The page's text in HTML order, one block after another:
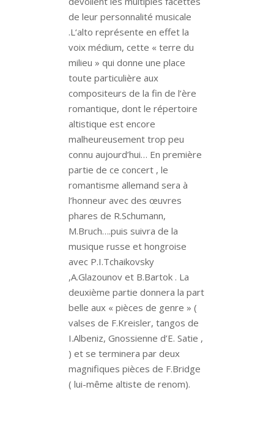
de leur personnalité musicale
.L‘alto représente en effet la
voix médium, cette « terre du
milieu » qui donne une place
toute particulière aux
compositeurs de la fin de l’ère
romantique, dont le répertoire
altistique est encore
malheureusement trop peu
connu aujourd’hui… En première
partie de ce concert , le
romantisme allemand sera à
l’honneur avec des œuvres
phares de R.Schumann,
M.Bruch….puis suivra de la
musique russe et hongroise
avec P.I.Tchaikovsky
,A.Glazounov et B.Bartok . La
deuxième partie donnera la part
belle aux « pièces de genre » (
valses de F.Kreisler, tangos de
I.Albeniz, Gnossienne d’E. Satie ,
) et se terminera par deux
magnifiques pièces de F.Bridge
( lui-même altiste de renom).